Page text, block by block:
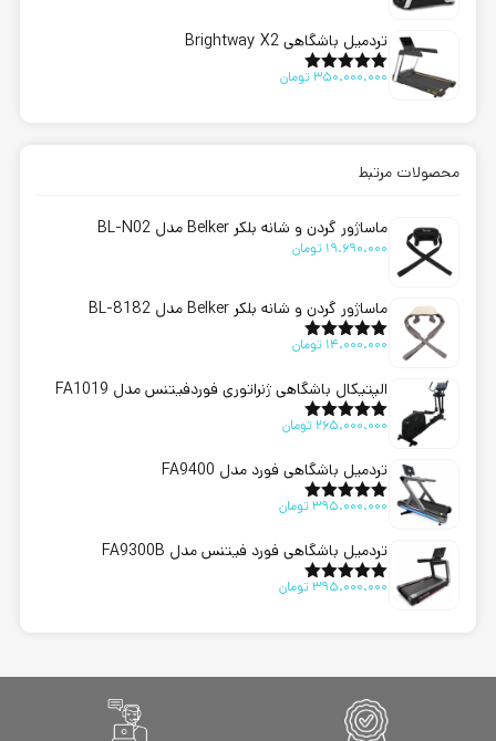
تردمیل باشگاهی Brightway X2
امتیاز5.00
350.000.000تومان
محصولات مرتبط
ماساژور گردن و شانه بلکر Belker مدل BL-N02
19.690.000 تومان
ماساژور گردن و شانه بلکر Belker مدل BL-8182
امتیاز5.00
14.000.000 تومان
الپتیکال باشگاهی ژنراتوری فوردفیتنس مدل FA1019
امتیاز5.00
265.000.000 تومان
تردمیل باشگاهی فورد مدل FA9400
امتیاز5.00
395.000.000تومان
تردمیل باشگاهی فورد فیتنس مدل FA9300B
امتیاز5.00
395.000.000تومان